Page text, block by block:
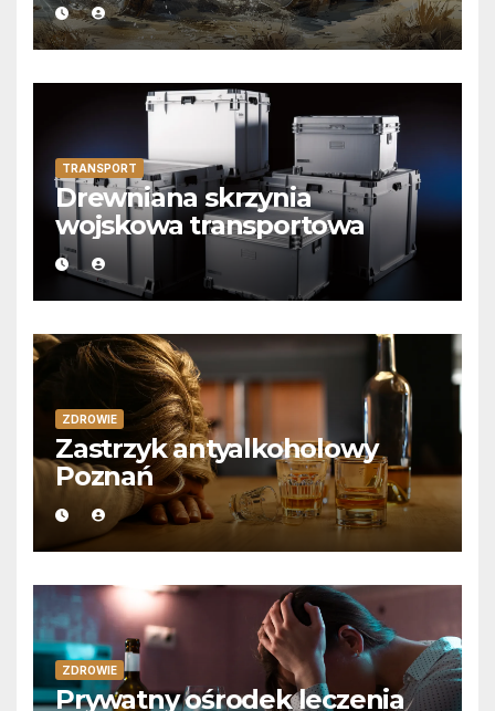
TRANSPORT
Drewniana skrzynia
wojskowa transportowa
ZDROWIE
Zastrzyk antyalkoholowy
Poznań
ZDROWIE
Prywatny ośrodek leczenia